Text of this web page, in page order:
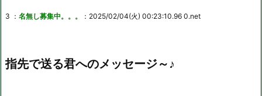
3 ： 名無し募集中。。。 ：2025/02/04(火) 00:23:10.96 0.net
指先で送る君へのメッセージ～♪